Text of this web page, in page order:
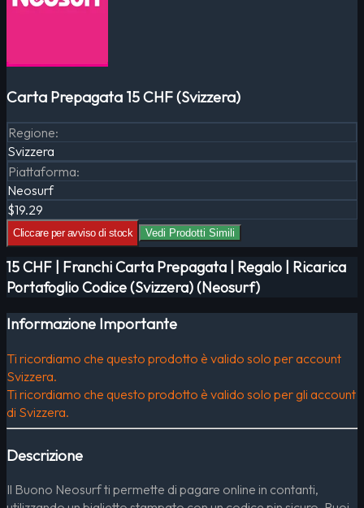
Carta Prepagata 15 CHF (Svizzera)
Regione:
Svizzera
Piattaforma:
Neosurf
$19.29
Cliccare per avviso di stock Vedi Prodotti Simili
15 CHF | Franchi Carta Prepagata | Regalo | Ricarica
Portafoglio Codice (Svizzera) (Neosurf)
Informazione Importante
Ti ricordiamo che questo prodotto è valido solo per account
Svizzera.
Ti ricordiamo che questo prodotto è valido solo per gli account
di Svizzera.
Descrizione
Il Buono Neosurf ti permette di pagare online in contanti,